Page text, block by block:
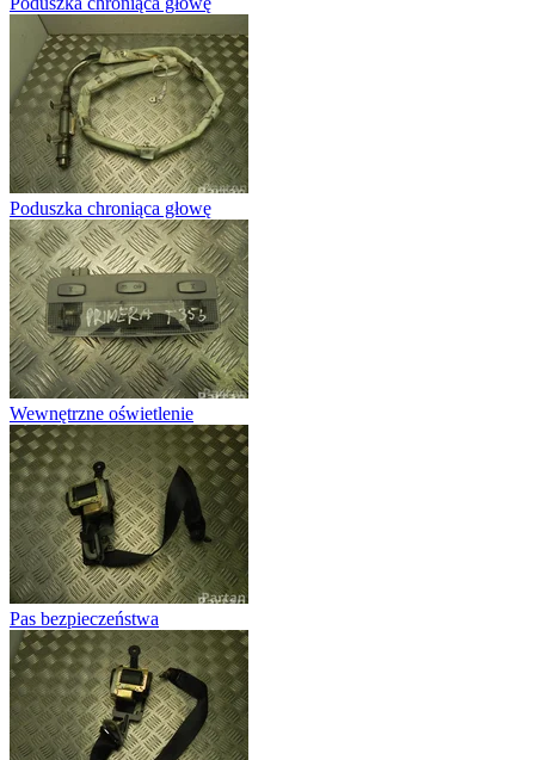
Poduszka chroniąca głowę
Wewnętrzne oświetlenie
Pas bezpieczeństwa